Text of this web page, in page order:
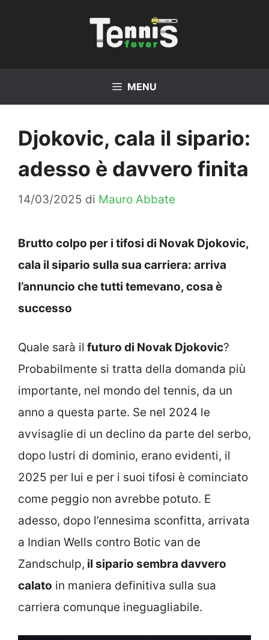
MENU
Djokovic, cala il sipario:
adesso è davvero finita
14/03/2025 di Mauro Abbate
Brutto colpo per i tifosi di Novak Djokovic,
cala il sipario sulla sua carriera: arriva
l’annuncio che tutti temevano, cosa è
successo
Quale sarà il futuro di Novak Djokovic?
Probabilmente si tratta della domanda più
importante, nel mondo del tennis, da un
anno a questa parte. Se nel 2024 le
avvisaglie di un declino da parte del serbo,
dopo lustri di dominio, erano evidenti, il
2025 per lui e per i suoi tifosi è cominciato
come peggio non avrebbe potuto. E
adesso, dopo l’ennesima sconfitta, arrivata
a Indian Wells contro Botic van de
Zandschulp, il sipario sembra davvero
calato in maniera definitiva sulla sua
carriera comunque ineguagliabile.